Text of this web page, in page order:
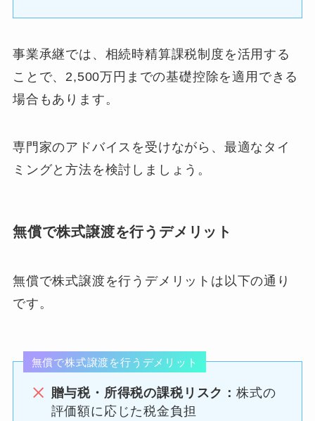
事業承継では、相続時精算課税制度を活用する
ことで、2,500万円までの基礎控除を適用できる
場合もあります。
専門家のアドバイスを受けながら、最適なタイ
ミングと方法を検討しましょう。
無償で株式譲渡を行うデメリット
無償で株式譲渡を行うデメリットは以下の通り
です。
無償で株式譲渡を行うデメリット
贈与税・所得税の課税リスク： 株式の
評価額に応じた税金負担